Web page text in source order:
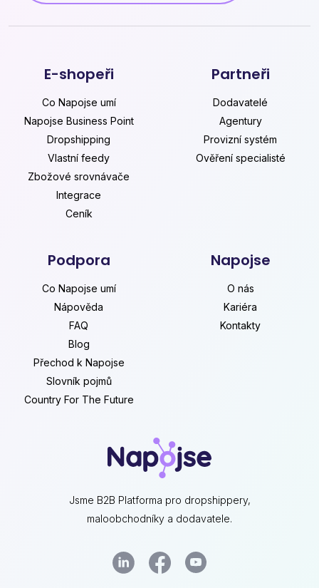
Jsme B2B Platforma pro dropshippery,
maloobchodníky a dodavatele.
E-shopeři
Co Napojse umí
Napojse Business Point
Dropshipping
Vlastní feedy
Zbožové srovnávače
Integrace
Ceník
Partneři
Dodavatelé
Agentury
Provizní systém
Ověření specialisté
Podpora
Co Napojse umí
Nápověda
FAQ
Blog
Přechod k Napojse
Slovník pojmů
Country For The Future
Napojse
O nás
Kariéra
Kontakty